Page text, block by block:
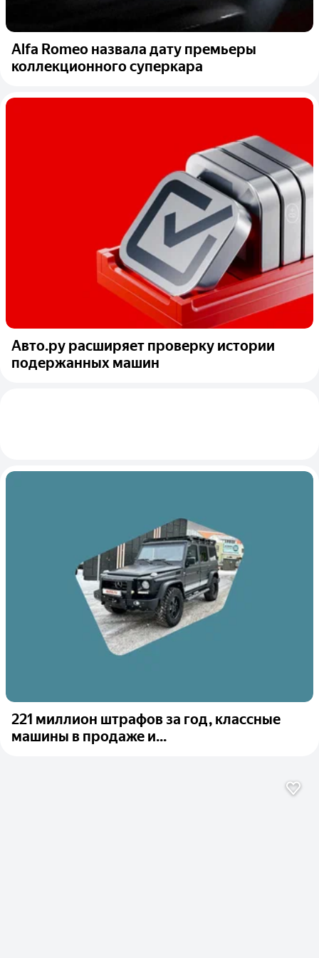
Alfa Romeo назвала дату премьеры
коллекционного суперкара
Авто.ру расширяет проверку истории
подержанных машин
221 миллион штрафов за год, классные
машины в продаже и...